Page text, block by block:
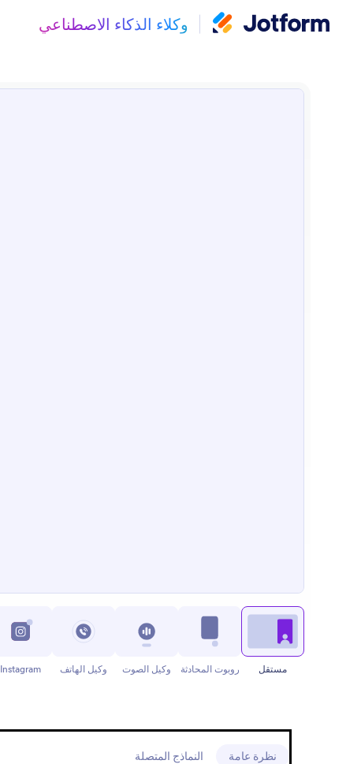
وكلاء الذكاء الاصطناعي
مستقل روبوت المحادثة وكيل الصوت وكيل الهاتف Instagram
نظرة عامة النماذج المتصلة